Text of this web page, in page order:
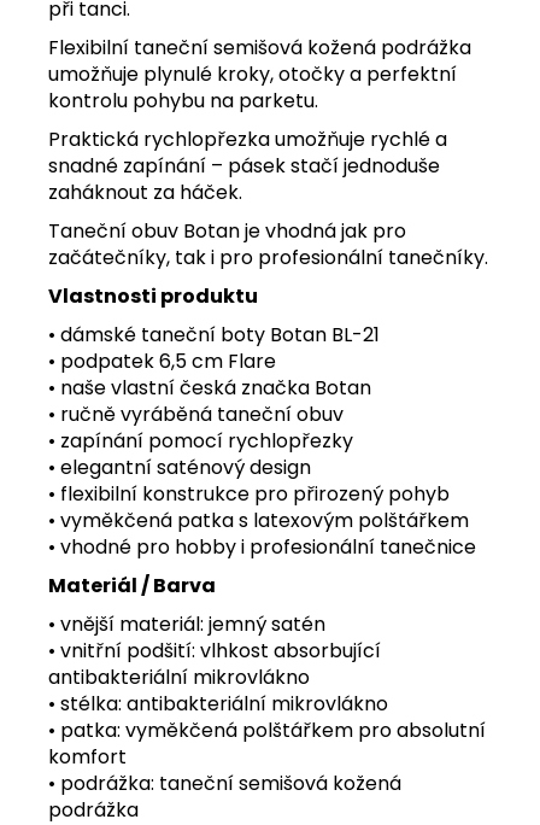
při tanci.
Flexibilní taneční semišová kožená podrážka
umožňuje plynulé kroky, otočky a perfektní
kontrolu pohybu na parketu.
Praktická rychlopřezka umožňuje rychlé a
snadné zapínání – pásek stačí jednoduše
zaháknout za háček.
Taneční obuv Botan je vhodná jak pro
začátečníky, tak i pro profesionální tanečníky.
Vlastnosti produktu
• dámské taneční boty Botan BL-21
• podpatek 6,5 cm Flare
• naše vlastní česká značka Botan
• ručně vyráběná taneční obuv
• zapínání pomocí rychlopřezky
• elegantní saténový design
• flexibilní konstrukce pro přirozený pohyb
• vyměkčená patka s latexovým polštářkem
• vhodné pro hobby i profesionální tanečnice
Materiál / Barva
• vnější materiál: jemný satén
• vnitřní podšití: vlhkost absorbující
antibakteriální mikrovlákno
• stélka: antibakteriální mikrovlákno
• patka: vyměkčená polštářkem pro absolutní
komfort
• podrážka: taneční semišová kožená
podrážka